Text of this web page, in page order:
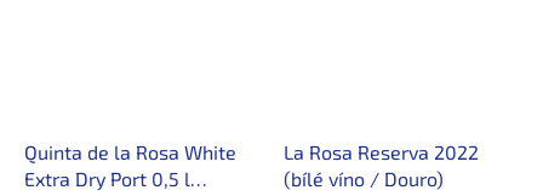
Quinta de la Rosa White
Extra Dry Port 0,5 l
La Rosa Reserva 2022
(bílé víno / Douro)